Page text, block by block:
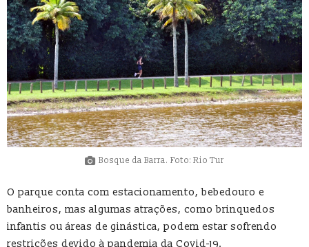
Bosque da Barra. Foto: Rio Tur
O parque conta com estacionamento, bebedouro e
banheiros, mas algumas atrações, como brinquedos
infantis ou áreas de ginástica, podem estar sofrendo
restrições devido à pandemia da Covid-19.